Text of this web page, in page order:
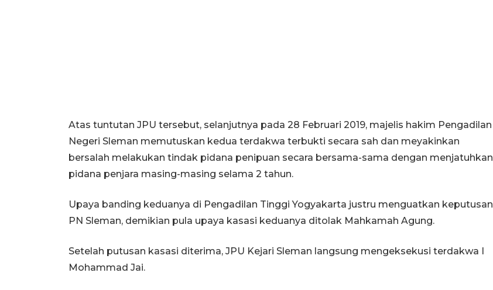
Atas tuntutan JPU tersebut, selanjutnya pada 28 Februari 2019, majelis hakim Pengadilan
Negeri Sleman memutuskan kedua terdakwa terbukti secara sah dan meyakinkan
bersalah melakukan tindak pidana penipuan secara bersama-sama dengan menjatuhkan
pidana penjara masing-masing selama 2 tahun.
Upaya banding keduanya di Pengadilan Tinggi Yogyakarta justru menguatkan keputusan
PN Sleman, demikian pula upaya kasasi keduanya ditolak Mahkamah Agung.
Setelah putusan kasasi diterima, JPU Kejari Sleman langsung mengeksekusi terdakwa I
Mohammad Jai.